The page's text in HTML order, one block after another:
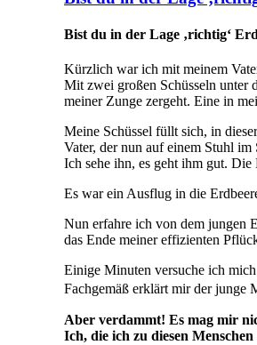
Bist du in der Lage ‚richtig‘
Kürzlich war ich mit meinem
Mit zwei großen Schüsseln unter
meiner Zunge zergeht. Eine in
Meine Schüssel füllt sich, in
Vater, der nun auf einem Stuhl
Ich sehe ihn, es geht ihm gut.
Es war ein Ausflug in die
Nun erfahre ich von dem jungen
das Ende meiner effizienten
Einige Minuten versuche ich
Fachgemäß erklärt mir der junge
Aber verdammt! Es mag mir
Ich, die ich zu diesen